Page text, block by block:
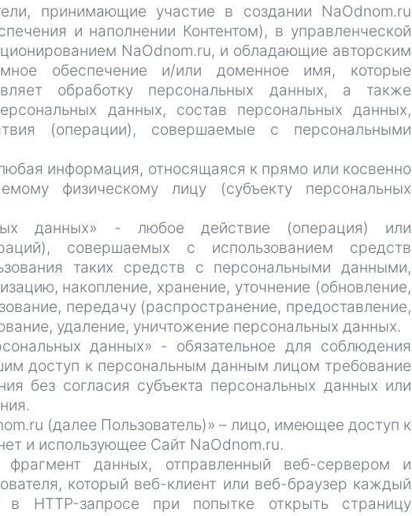
принимающие участие в создании NaOdnom.ru
и наполнении Контентом), в управленческой
NaOdnom.ru, и обладающие авторским
обеспечение и/или доменное имя, которые
обработку персональных данных, а также
данных, состав персональных данных,
(операции), совершаемые с персональными
информация, относящаяся к прямо или косвенно
физическому лицу (субъекту персональных
данных» - любое действие (операция) или
совершаемых с использованием средств
таких средств с персональными данными,
накопление, хранение, уточнение (обновление,
передачу (распространение, предоставление,
удаление, уничтожение персональных данных.
данных» - обязательное для соблюдения
доступ к персональным данным лицом требование
без согласия субъекта персональных данных или
(далее Пользователь)» – лицо, имеющее доступ к
и использующее Сайт NaOdnom.ru.
данных, отправленный веб-сервером и
который веб-клиент или веб-браузер каждый
в HTTP-запросе при попытке открыть страницу